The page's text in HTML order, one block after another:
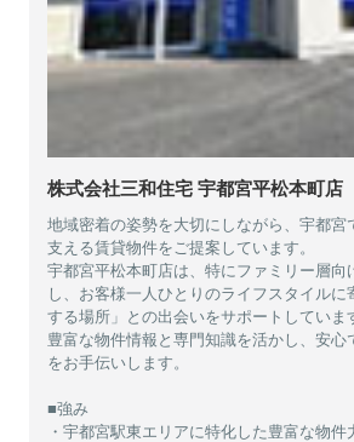
株式会社三和住宅 宇都宮平松本町店
地域密着の姿勢を大切にしながら、宇都宮
支える賃貸物件をご提案しています。
宇都宮平松本町店は、特にファミリー層向
し、お客様一人ひとりのライフスタイルに
する場所」との出会いをサポートしていま
豊富な物件情報と専門知識を活かし、安心
をお手伝いします。
■強み
・宇都宮駅東エリアに特化した豊富な物件